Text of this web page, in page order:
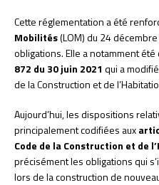
Cette réglementation a été
Mobilités(LOM) du 24
obligations. Elle a notamment
872 du 30 juin 2021 qui a
de la Construction et de
Aujourd’hui, les dispositions
principalement codifiées aux
Code de la Construction et de
précisément les obligations qui
lors de la construction de